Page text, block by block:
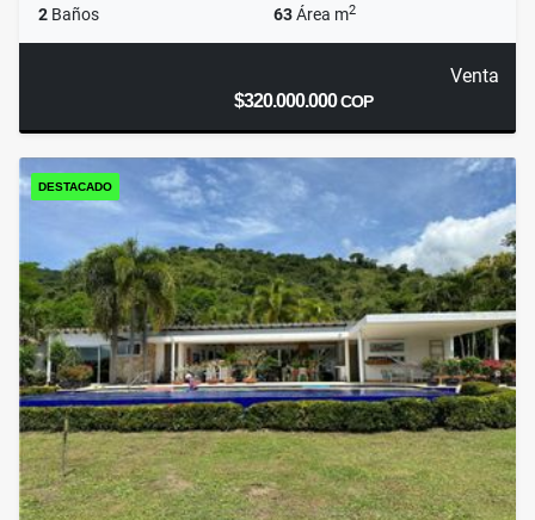
2 Baños 63Área m2
Venta
$320.000.000COP
DESTACADO